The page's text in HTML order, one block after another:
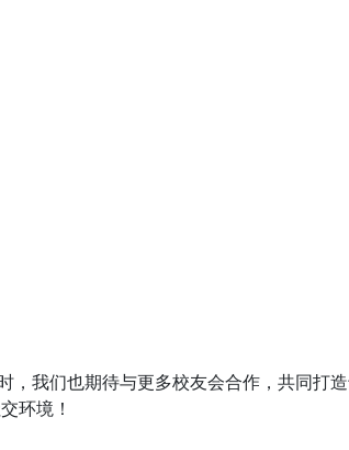
，我们也期待与更多校友会合作，共同打
环境！